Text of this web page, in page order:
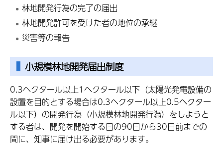
林地開発行為の完了の届出
林地開発許可を受けた者の地位の承継
災害等の報告
小規模林地開発届出制度
0.3ヘクタール以上1ヘクタール以下（太陽光発電設備の
設置を目的とする場合は0.3ヘクタール以上0.5ヘクター
ル以下）の開発行為（小規模林地開発行為）をしようと
する者は、開発を開始する日の90日から30日前までの
間に、知事に届け出る必要があります。